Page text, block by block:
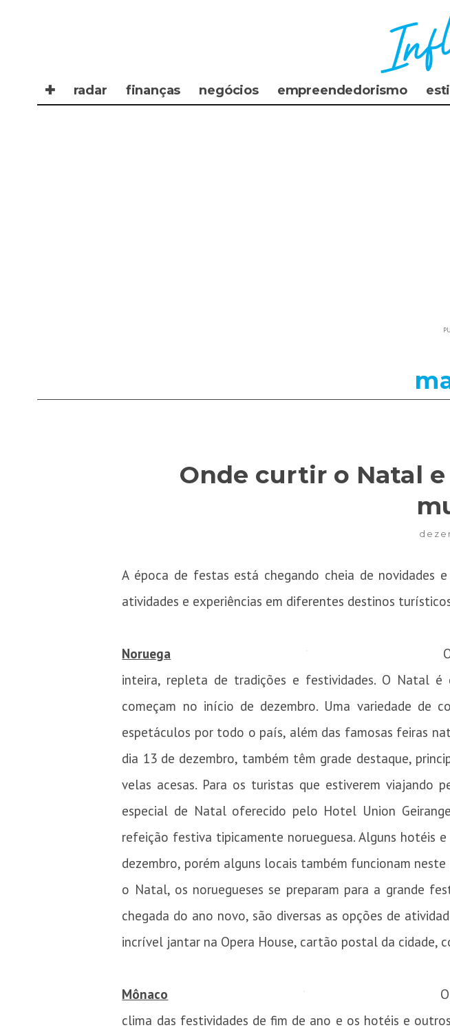
✚ radar finanças negócios empreendedorismo
Onde curtir o Natal
A época de festas está chegando cheia de novidades
atividades e experiências em diferentes destinos
Noruega
inteira, repleta de tradições e festividades. O Natal é
começam no início de dezembro. Uma variedade de
espetáculos por todo o país, além das famosas feiras
dia 13 de dezembro, também têm grade destaque,
velas acesas. Para os turistas que estiverem
especial de Natal oferecido pelo Hotel Union
refeição festiva tipicamente norueguesa. Alguns hotéis
dezembro, porém alguns locais também funcionam
o Natal, os noruegueses se preparam para a grande
chegada do ano novo, são diversas as opções de
incrível jantar na Opera House, cartão postal da cidade,
Mônaco
clima das festividades de fim de ano e os hotéis e